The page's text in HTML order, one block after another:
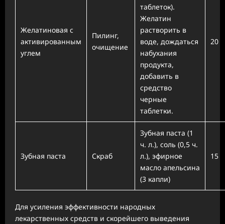
Желатиновая с
активированным
углем
Пилинг,
очищение
таблеток).
Желатин
растворить в
воде, дождаться
набухания
продукта,
добавить в
средство
черные
таблетки.
20
Зубная паста Скраб
Зубная паста (1
ч. л.), соль (0,5 ч.
л.), эфирное
масло апельсина
(3 капли)
15
Для усиления эффективности народных
лекарственных средств и скорейшего выведения